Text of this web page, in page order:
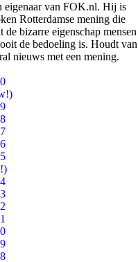
eigenaar van FOK.nl. Hij is
Rotterdamse mening die
bizarre eigenschap mensen
de bedoeling is. Houdt van
nieuws met een mening.